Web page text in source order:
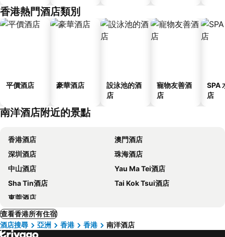
香港熱門酒店類別
平價酒店 豪華酒店
設泳池的酒
店
寵物友善酒
店
SPA
店
南洋酒店附近的景點
香港酒店
澳門酒店
深圳酒店
珠海酒店
中山酒店
Yau Ma Tei酒店
Sha Tin酒店
Tai Kok Tsui酒店
東莞酒店
查看香港所有住宿
酒店搜尋
亞洲 香港 香港 南洋酒店